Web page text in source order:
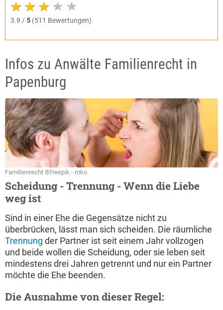
3.9 / 5 (511 Bewertungen)
Infos zu Anwälte Familienrecht in
Papenburg
Familienrecht ©freepik - mko
Scheidung - Trennung - Wenn die Liebe
weg ist
Sind in einer Ehe die Gegensätze nicht zu
überbrücken, lässt man sich scheiden. Die räumliche
Trennung der Partner ist seit einem Jahr vollzogen
und beide wollen die Scheidung, oder sie leben seit
mindestens drei Jahren getrennt und nur ein Partner
möchte die Ehe beenden.
Die Ausnahme von dieser Regel: